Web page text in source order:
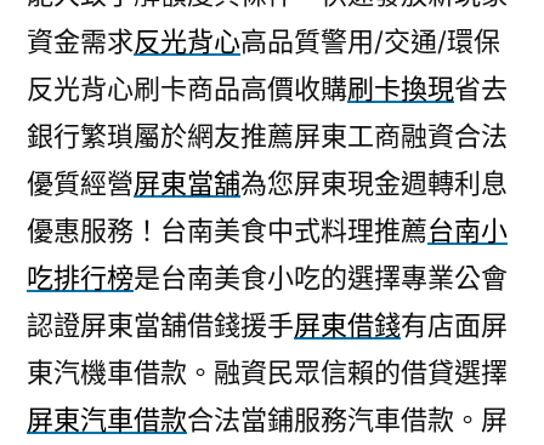
資金需求反光背心高品質警用/交通/環保
反光背心刷卡商品高價收購刷卡換現省去
銀行繁瑣屬於網友推薦屏東工商融資合法
優質經營屏東當舖為您屏東現金週轉利息
優惠服務！台南美食中式料理推薦台南小
吃排行榜是台南美食小吃的選擇專業公會
認證屏東當舖借錢援手屏東借錢有店面屏
東汽機車借款。融資民眾信賴的借貸選擇
屏東汽車借款合法當鋪服務汽車借款。屏